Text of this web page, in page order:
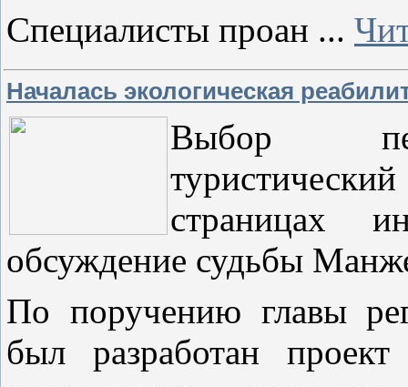
Специалисты проан ...
Началась экологическая
Выбор
страницах
обсуждение судьбы
По поручению главы
был разработан